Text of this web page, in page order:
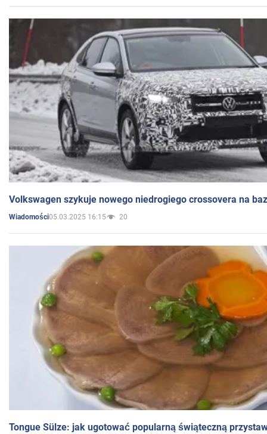
Volkswagen szykuje nowego niedrogiego crossovera na
Wiadomości05.03.2025 16:15 20
Tongue Sülze: jak ugotować popularną świąteczną